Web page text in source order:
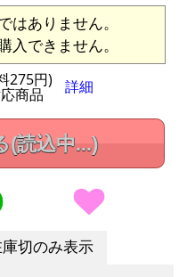
はありません。
入できません。
275円)
商品 詳細
(読込中...)
切のみ表示